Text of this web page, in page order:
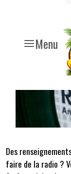
Menu
Des
faire de la radio ?